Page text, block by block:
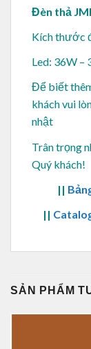
Đèn thả
Kích thước
Led: 36W –
Để biết
khách vui
nhật
Trân trọng
Quý khách!
||
||
SẢN PHẨM